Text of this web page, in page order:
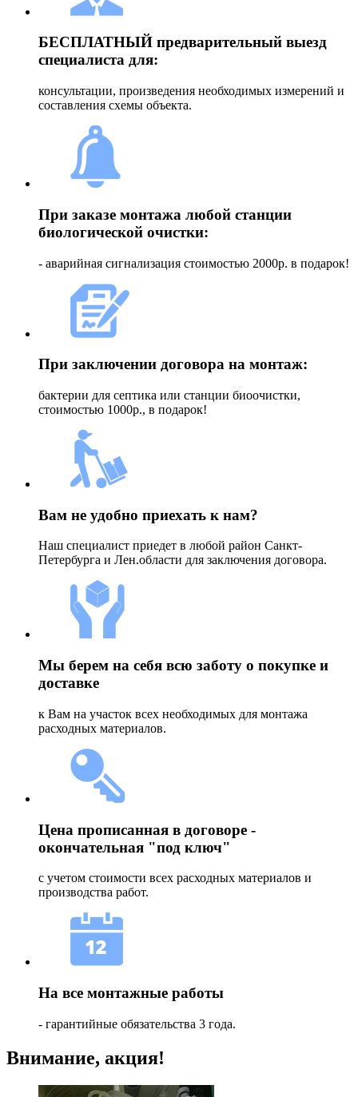
БЕСПЛАТНЫЙ предварительный выезд
специалиста для:
консультации, произведения необходимых измерений и
составления схемы объекта.
При заказе монтажа любой станции
биологической очистки:
- аварийная сигнализация стоимостью 2000р. в подарок!
При заключении договора на монтаж:
бактерии для септика или станции биоочистки,
стоимостью 1000р., в подарок!
Вам не удобно приехать к нам?
Наш специалист приедет в любой район Санкт-
Петербурга и Лен.области для заключения договора.
Мы берем на себя всю заботу о покупке и
доставке
к Вам на участок всех необходимых для монтажа
расходных материалов.
Цена прописанная в договоре -
окончательная "под ключ"
с учетом стоимости всех расходных материалов и
производства работ.
На все монтажные работы
- гарантийные обязательства 3 года.
Внимание, акция!